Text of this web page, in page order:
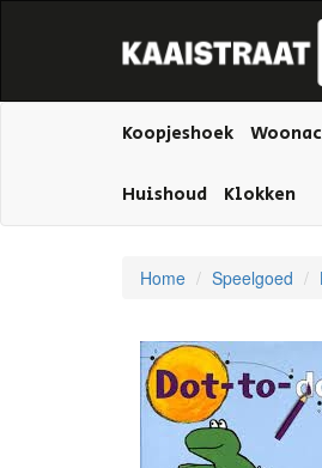
Koopjeshoek
Huishoud Klokken
Home Speelgoed